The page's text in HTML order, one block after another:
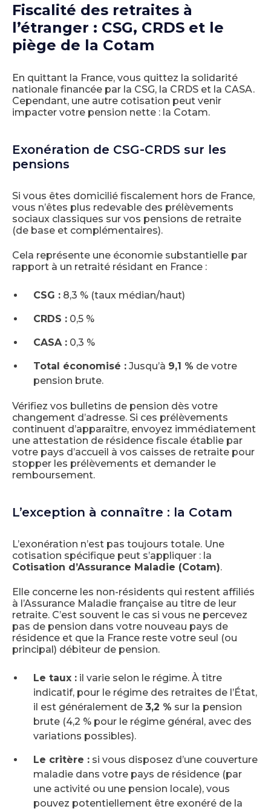
Fiscalité des retraites à
l’étranger : CSG, CRDS et le
piège de la Cotam
En quittant la France, vous quittez la solidarité
nationale financée par la CSG, la CRDS et la CASA.
Cependant, une autre cotisation peut venir
impacter votre pension nette : la Cotam.
Exonération de CSG-CRDS sur les
pensions
Si vous êtes domicilié fiscalement hors de France,
vous n’êtes plus redevable des prélèvements
sociaux classiques sur vos pensions de retraite
(de base et complémentaires).
Cela représente une économie substantielle par
rapport à un retraité résidant en France :
CSG : 8,3 % (taux médian/haut)
CRDS : 0,5 %
CASA : 0,3 %
Total économisé : Jusqu’à 9,1 % de votre
pension brute.
Vérifiez vos bulletins de pension dès votre
changement d’adresse. Si ces prélèvements
continuent d’apparaître, envoyez immédiatement
une attestation de résidence fiscale établie par
votre pays d’accueil à vos caisses de retraite pour
stopper les prélèvements et demander le
remboursement.
L’exception à connaître : la Cotam
L’exonération n’est pas toujours totale. Une
cotisation spécifique peut s’appliquer : la
Cotisation d’Assurance Maladie (Cotam).
Elle concerne les non-résidents qui restent affiliés
à l’Assurance Maladie française au titre de leur
retraite. C’est souvent le cas si vous ne percevez
pas de pension dans votre nouveau pays de
résidence et que la France reste votre seul (ou
principal) débiteur de pension.
Le taux : il varie selon le régime. À titre
indicatif, pour le régime des retraites de l’État,
il est généralement de 3,2 % sur la pension
brute (4,2 % pour le régime général, avec des
variations possibles).
Le critère : si vous disposez d’une couverture
maladie dans votre pays de résidence (par
une activité ou une pension locale), vous
pouvez potentiellement être exonéré de la